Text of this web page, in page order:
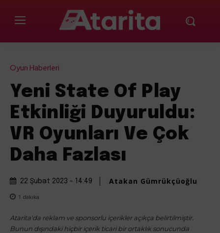
Oyun Haberleri
Yeni State Of Play
Etkinliği Duyuruldu:
VR Oyunları Ve Çok
Daha Fazlası
22 Şubat 2023 - 14:49 Atakan Gümrükçüoğlu
1 dakika
Atarita'da reklam ve sponsorlu içerikler açıkça belirtilmiştir.
Bunun dışındaki hiçbir içerik ticari bir ortaklık sonucunda